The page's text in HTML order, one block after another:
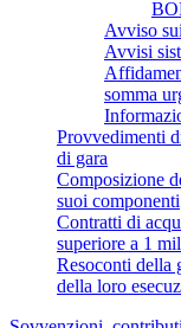
Avviso
Avvisi
somma
Provvedimenti
di gara
Composizione
suoi componenti
Contratti di
superiore a 1
Resoconti della
della loro